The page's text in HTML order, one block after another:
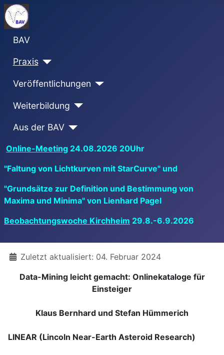
BAV
Praxis
Veröffentlichungen
Weiterbildung
Aus der BAV
Online-Meeting 24.08.2026 20Uhr
"Faltung von Lichtkurven mit StarCurve" und
"Grundsätze zur Definition und Bestimmung von
Maxima und Minima" von Lienhard Pagel
Beobachtungswoche Kirchheim 29.8.-6.9.2026
DetailsZuletzt aktualisiert: 04. Februar 2024
Data-Mining leicht gemacht: Onlinekataloge für
Einsteiger
Klaus Bernhard und Stefan Hümmerich
LINEAR (Lincoln Near-Earth Asteroid Research)